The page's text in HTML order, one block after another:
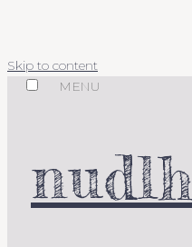
Skip to content
MENU